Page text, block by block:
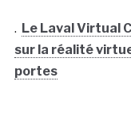
. Le Laval Virtual
sur la réalité
portes